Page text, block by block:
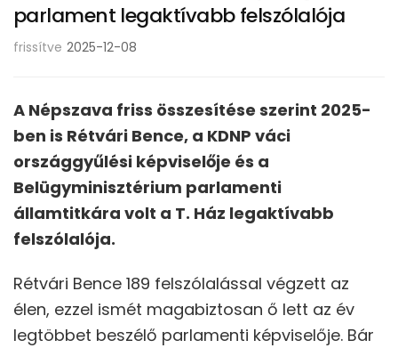
parlament legaktívabb felszólalója
frissítve 2025-12-08
A Népszava friss összesítése szerint 2025-
ben is Rétvári Bence, a KDNP váci
országgyűlési képviselője és a
Belügyminisztérium parlamenti
államtitkára volt a T. Ház legaktívabb
felszólalója.
Rétvári Bence 189 felszólalással végzett az
élen, ezzel ismét magabiztosan ő lett az év
legtöbbet beszélő parlamenti képviselője. Bár